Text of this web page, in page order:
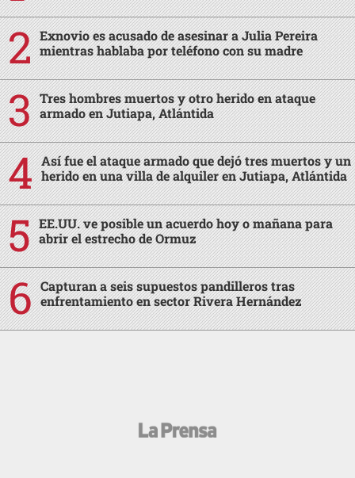
Exnovio es acusado de asesinar a Julia Pereira
mientras hablaba por teléfono con su madre
Tres hombres muertos y otro herido en ataque
armado en Jutiapa, Atlántida
Así fue el ataque armado que dejó tres muertos y un
herido en una villa de alquiler en Jutiapa, Atlántida
EE.UU. ve posible un acuerdo hoy o mañana para
abrir el estrecho de Ormuz
Capturan a seis supuestos pandilleros tras
enfrentamiento en sector Rivera Hernández